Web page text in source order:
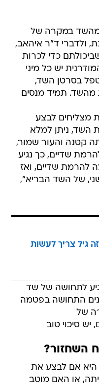
מהשד במקרה של
ולדברי ד"ר איהאב,
כדי לכרות
יש כל מיני
בסרטן השד,
מהשד. תמיד מנסים
מצליחים לבצע
השד, ניתן למלא
קטנה והעור שמור,
שדיים, כך נגיע
להרמת שדיים, ואז
של השד הבריא",
גיל צריך לעשות
לתחושה של שד
התחושה בפטמה
של
סיכוי טוב
השחזור?
היא אם לבצע את
או האם מוטב